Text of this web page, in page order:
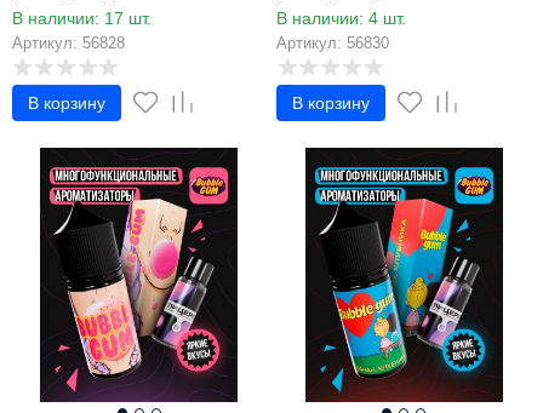
В наличии: 17 шт.
Артикул: 56828
В корзину
В наличии: 4 шт.
Артикул: 56830
В корзину